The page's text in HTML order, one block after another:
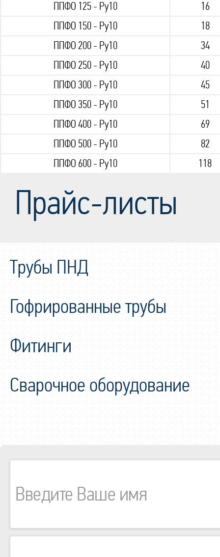
ППФО 125 - Ру10
16
ППФО 150 - Ру10
18
ППФО 200 - Ру10
34
ППФО 250 - Ру10
40
ППФО 300 - Ру10
45
ППФО 350 - Ру10
51
ППФО 400 - Ру10
69
ППФО 500 - Ру10
82
ППФО 600 - Ру10
118
Прайс-листы
Трубы ПНД
Гофрированные трубы
Фитинги
Сварочное оборудование